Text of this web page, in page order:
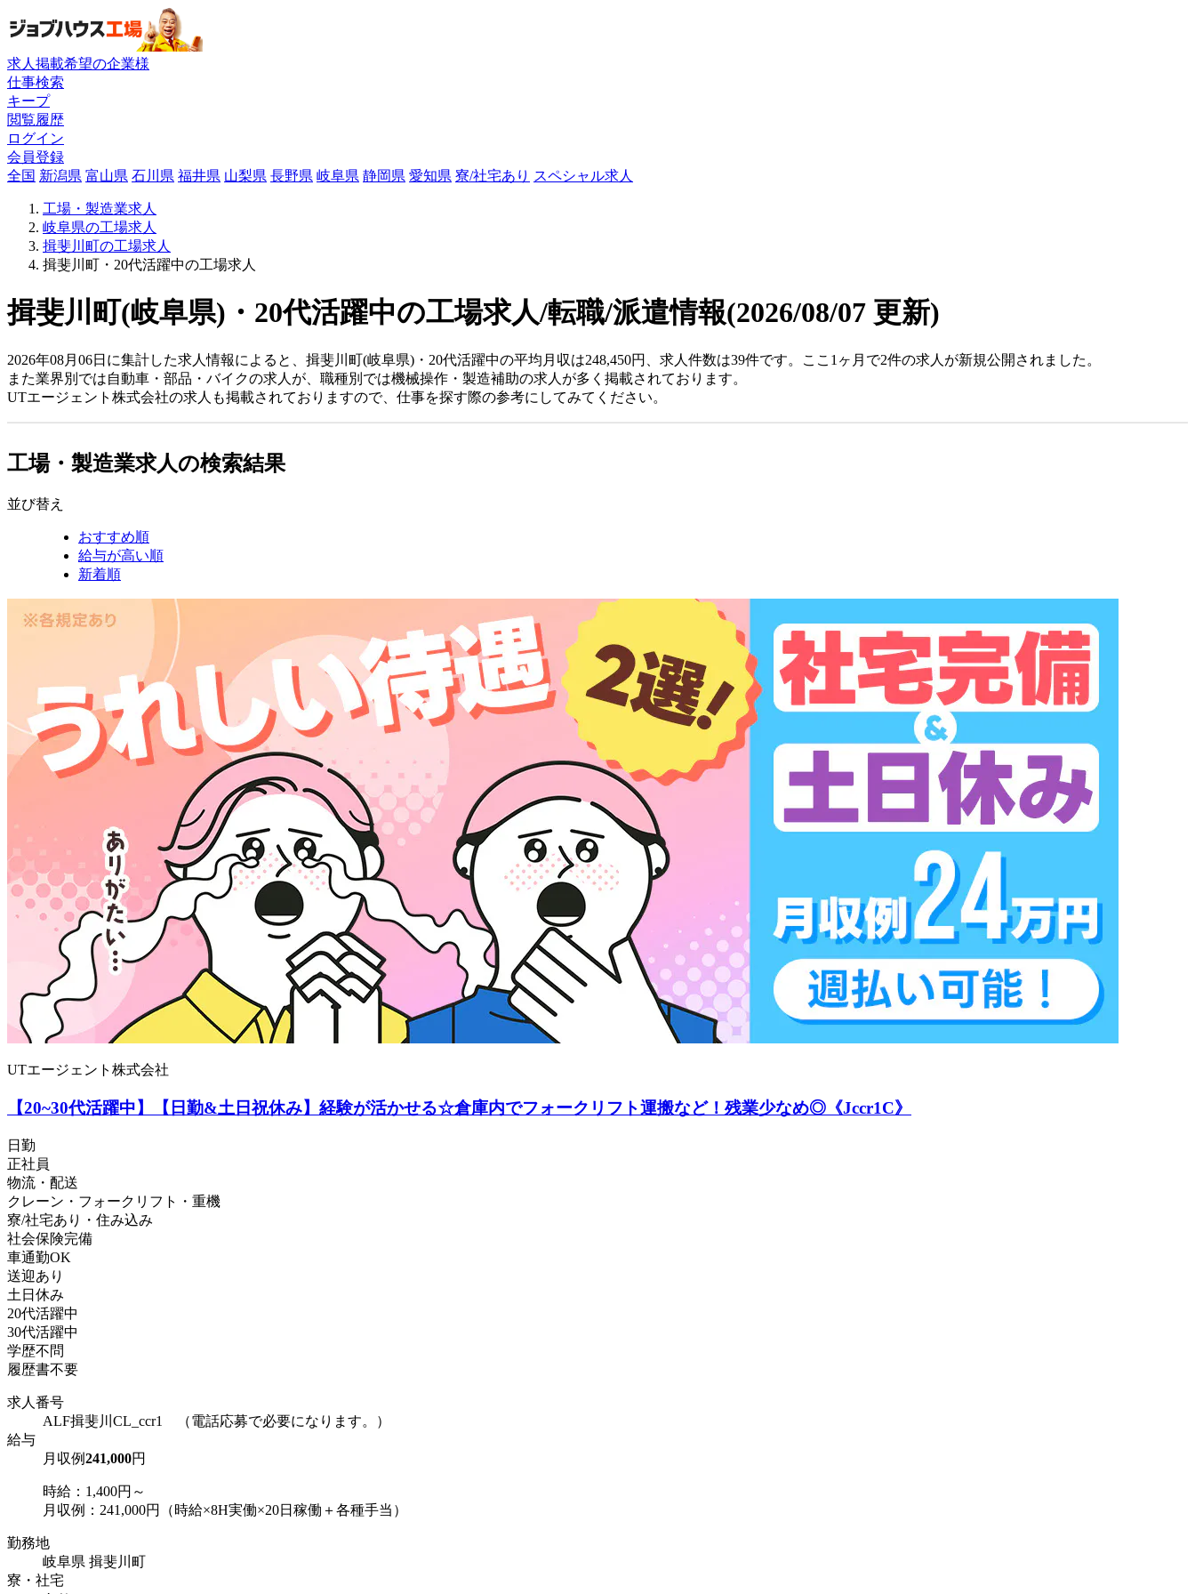
求人掲載希望の企業様
仕事検索
キープ
閲覧履歴
ログイン
会員登録
全国 新潟県 富山県 石川県 福井県 山梨県 長野県 岐阜県 静岡県 愛知県 寮/社宅あり スペシャル求人
工場・製造業求人
岐阜県の工場求人
揖斐川町の工場求人
揖斐川町・20代活躍中の工場求人
揖斐川町(岐阜県)・20代活躍中の工場求人/転職/派遣情報(2026/08/07 更新)
2026年08月06日に集計した求人情報によると、揖斐川町(岐阜県)・20代活躍中の平均月収は248,450円、求人件数は39件です。ここ1ヶ月で2件の求人が新規公開されました。
また業界別では自動車・部品・バイクの求人が、職種別では機械操作・製造補助の求人が多く掲載されております。
UTエージェント株式会社の求人も掲載されておりますので、仕事を探す際の参考にしてみてください。
工場・製造業求人の検索結果
並び替え
おすすめ順
給与が高い順
新着順
UTエージェント株式会社
【20~30代活躍中】【日勤&土日祝休み】経験が活かせる☆倉庫内でフォークリフト運搬など！残業少なめ◎《Jccr1C》
日勤
正社員
物流・配送
クレーン・フォークリフト・重機
寮/社宅あり・住み込み
社会保険完備
車通勤OK
送迎あり
土日休み
20代活躍中
30代活躍中
学歴不問
履歴書不要
求人番号
ALF揖斐川CL_ccr1 （電話応募で必要になります。）
給与
月収例241,000円
時給：1,400円～
月収例：241,000円（時給×8H実働×20日稼働＋各種手当）
勤務地
岐阜県 揖斐川町
寮・社宅